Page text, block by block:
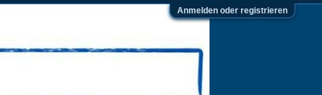
Anmelden oder registrieren